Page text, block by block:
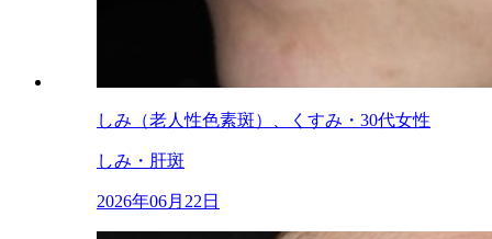
しみ（老人性色素斑）、くすみ・30代女性
しみ・肝斑
2026年06月22日